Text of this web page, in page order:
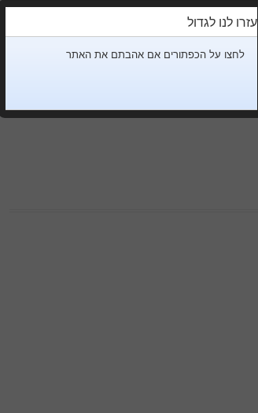
עזרו לנו לגדול
לחצו על הכפתורים אם אהבתם את האתר